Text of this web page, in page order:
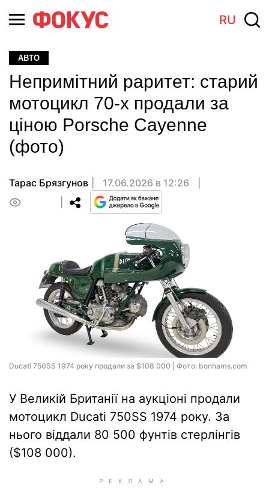
RU
АВТО
Непримітний раритет: старий
мотоцикл 70-х продали за
ціною Porsche Cayenne
(фото)
Тарас Брязгунов
17.06.2026 в 12:26
Ducati 750SS 1974 року продали за $108 000 | Фото: bonhams.com
У Великій Британії на аукціоні продали
мотоцикл Ducati 750SS 1974 року. За
нього віддали 80 500 фунтів стерлінгів
($108 000).